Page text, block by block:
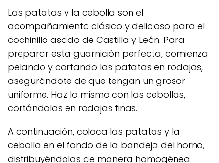
Las patatas y la cebolla son el
acompañamiento clásico y delicioso para el
cochinillo asado de Castilla y León. Para
preparar esta guarnición perfecta, comienza
pelando y cortando las patatas en rodajas,
asegurándote de que tengan un grosor
uniforme. Haz lo mismo con las cebollas,
cortándolas en rodajas finas.
A continuación, coloca las patatas y la
cebolla en el fondo de la bandeja del horno,
distribuyéndolas de manera homogénea.